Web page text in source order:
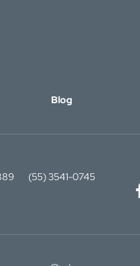
Blog
(55) 3541-0745